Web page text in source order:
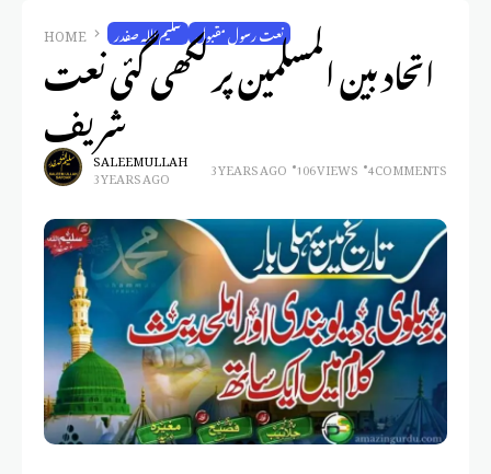
HOME سلیم اللہ صفدر نعت رسول مقبول
اتحاد بین المسلمین پر لکھی گئی نعت
شریفSALEEM ULLAH
3 YEARS AGO 3 YEARS AGO 106 VIEWS 4 COMMENTS